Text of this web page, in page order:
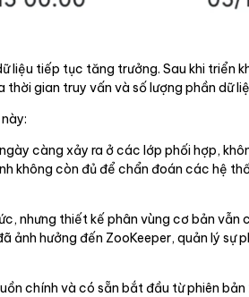
liệu tiếp tục tăng trưởng. Sau khi triển
gian truy vấn và số lượng phần dữ
càng xảy ra ở các lớp phối hợp,
không còn đủ để chẩn đoán các hệ
nhưng thiết kế phân vùng cơ bản vẫn
hưởng đến ZooKeeper, quản lý sự
chính và có sẵn bắt đầu từ phiên bản